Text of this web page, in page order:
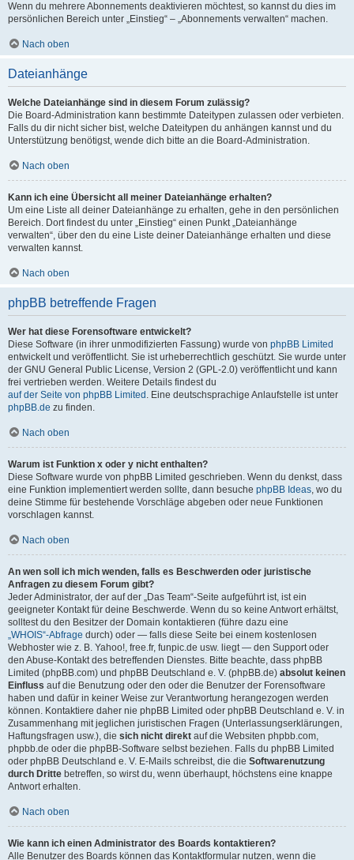
Wenn du mehrere Abonnements deaktivieren möchtest, so kannst du dies im
persönlichen Bereich unter „Einstieg“ – „Abonnements verwalten“ machen.
Nach oben
Dateianhänge
Welche Dateianhänge sind in diesem Forum zulässig?
Die Board-Administration kann bestimmte Dateitypen zulassen oder verbieten.
Falls du dir nicht sicher bist, welche Dateitypen du anhängen kannst und du
Unterstützung benötigst, wende dich bitte an die Board-Administration.
Nach oben
Kann ich eine Übersicht all meiner Dateianhänge erhalten?
Um eine Liste all deiner Dateianhänge zu erhalten, gehe in den persönlichen
Bereich. Dort findest du unter „Einstieg“ einen Punkt „Dateianhänge
verwalten“, über den du eine Liste deiner Dateianhänge erhalten und diese
verwalten kannst.
Nach oben
phpBB betreffende Fragen
Wer hat diese Forensoftware entwickelt?
Diese Software (in ihrer unmodifizierten Fassung) wurde von phpBB Limited
entwickelt und veröffentlicht. Sie ist urheberrechtlich geschützt. Sie wurde unter
der GNU General Public License, Version 2 (GPL-2.0) veröffentlicht und kann
frei vertrieben werden. Weitere Details findest du
auf der Seite von phpBB Limited . Eine deutschsprachige Anlaufstelle ist unter
phpBB.de zu finden.
Nach oben
Warum ist Funktion x oder y nicht enthalten?
Diese Software wurde von phpBB Limited geschrieben. Wenn du denkst, dass
eine Funktion implementiert werden sollte, dann besuche phpBB Ideas, wo du
deine Stimme für bestehende Vorschläge abgeben oder neue Funktionen
vorschlagen kannst.
Nach oben
An wen soll ich mich wenden, falls es Beschwerden oder juristische
Anfragen zu diesem Forum gibt?
Jeder Administrator, der auf der „Das Team“-Seite aufgeführt ist, ist ein
geeigneter Kontakt für deine Beschwerde. Wenn du so keine Antwort erhältst,
solltest du den Besitzer der Domain kontaktieren (führe dazu eine
„WHOIS“-Abfrage durch) oder — falls diese Seite bei einem kostenlosen
Webhoster wie z. B. Yahoo!, free.fr, funpic.de usw. liegt — den Support oder
den Abuse-Kontakt des betreffenden Dienstes. Bitte beachte, dass phpBB
Limited (phpBB.com) und phpBB Deutschland e. V. (phpBB.de) absolut keinen
Einfluss auf die Benutzung oder den oder die Benutzer der Forensoftware
haben und dafür in keiner Weise zur Verantwortung herangezogen werden
können. Kontaktiere daher nie phpBB Limited oder phpBB Deutschland e. V. in
Zusammenhang mit jeglichen juristischen Fragen (Unterlassungserklärungen,
Haftungsfragen usw.), die sich nicht direkt auf die Websiten phpbb.com,
phpbb.de oder die phpBB-Software selbst beziehen. Falls du phpBB Limited
oder phpBB Deutschland e. V. E-Mails schreibst, die die Softwarenutzung
durch Dritte betreffen, so wirst du, wenn überhaupt, höchstens eine knappe
Antwort erhalten.
Nach oben
Wie kann ich einen Administrator des Boards kontaktieren?
Alle Benutzer des Boards können das Kontaktformular nutzen, wenn die